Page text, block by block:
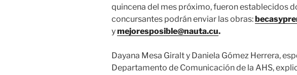
quincena del mes próximo, fueron establecidos
concursantes podrán enviar las obras:
ymejoresposible@nauta.cu.
Dayana Mesa Giralt y Daniela Gómez Herrera,
Departamento de Comunicación de la AHS,